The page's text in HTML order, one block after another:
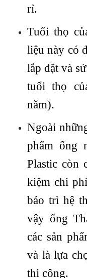
rỉ.
Tuổi thọ
liệu này có
lắp đặt và
tuổi thọ
năm).
Ngoài
phẩm ống
Plastic còn
kiệm chi
bảo trì hệ
vậy ống
các sản
và là lựa
thi công.